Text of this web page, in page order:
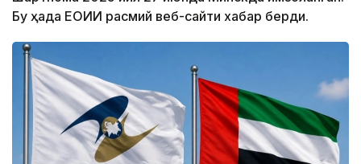
Бу ҳақда ЕОИИ расмий веб-сайти хабар берди.